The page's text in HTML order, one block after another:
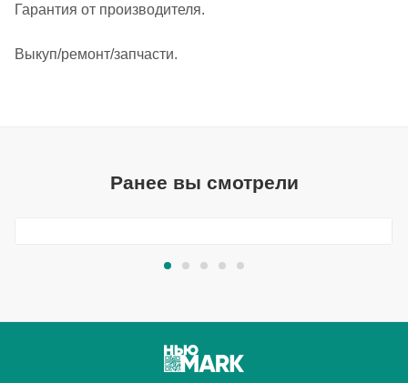
Гарантия от производителя.
Выкуп/ремонт/запчасти.
Ранее вы смотрели